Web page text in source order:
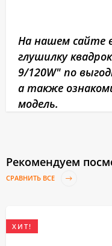
На нашем сайте
глушилку
9/120W" по
а также
модель.
Рекомендуем
СРАВНИТЬ ВСЕ
ХИТ!